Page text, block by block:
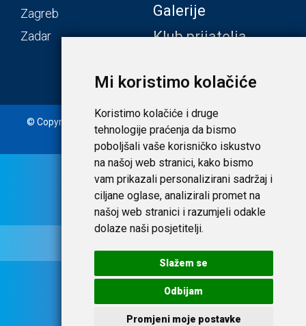
Mi koristimo kolačiće
Koristimo kolačiće i druge
tehnologije praćenja da bismo
poboljšali vaše korisničko iskustvo
na našoj web stranici, kako bismo
vam prikazali personalizirani sadržaj i
ciljane oglase, analizirali promet na
našoj web stranici i razumjeli odakle
dolaze naši posjetitelji.
Slažem se
Odbijam
Promjeni moje postavke
Zagreb
Zadar
Galerije
Klub prijatelja
© Copyright 2020. Laudato d.o.o. | Tečaj konverzije: 1 EUR =
7,53450 HRK | Uvjeti i privatnost